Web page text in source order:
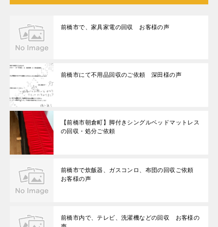
前橋市で、家具家電の回収 お客様の声
前橋市にて不用品回収のご依頼 深田様の声
【前橋市朝倉町】脚付きシングルベッドマットレス
の回収・処分ご依頼
前橋市で炊飯器、ガスコンロ、布団の回収ご依頼
お客様の声
前橋市内で、テレビ、洗濯機などの回収 お客様の